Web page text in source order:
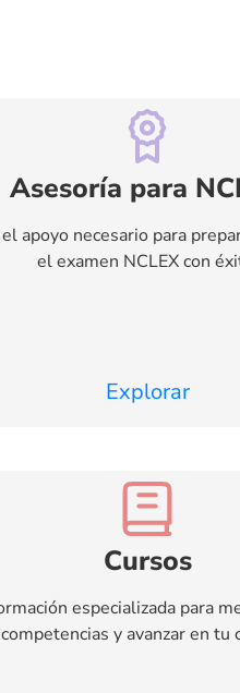
Asesoría para
apoyo necesario para
el examen NCLEX con
Explorar
Cursos
especializada para
competencias y avanzar en tu